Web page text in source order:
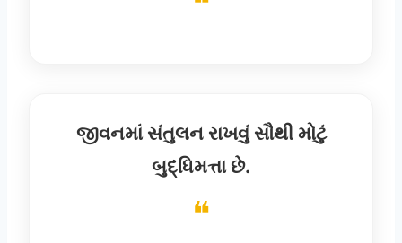
જીવનમાં સંતુલન રાખવું સૌથી મોટું
બુદ્ધિમત્તા છે.